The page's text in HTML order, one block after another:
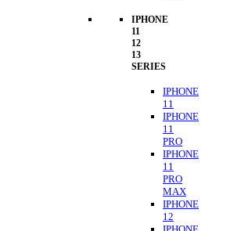
IPHONE
11
12
13
SERIES
IPHONE
11
IPHONE
11
PRO
IPHONE
11
PRO
MAX
IPHONE
12